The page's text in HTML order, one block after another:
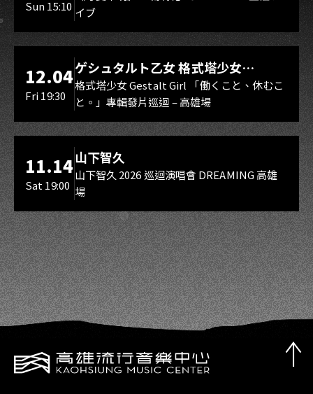
Sun 15:10
スマイル（O.A.）
イブ
LIVE WAREHOUSE 小庫
12.04
Fri 19:30
ゲシュタルト乙女 格式塔少女
Gestalt Girl
格式塔少女 Gestalt Girl 「働くこと、休むこ
と。」專輯發片巡迴 – 高雄場
11.14
Sat 19:00
山下智久
山下智久 2026 巡迴演唱會 DREAMING 高雄
場